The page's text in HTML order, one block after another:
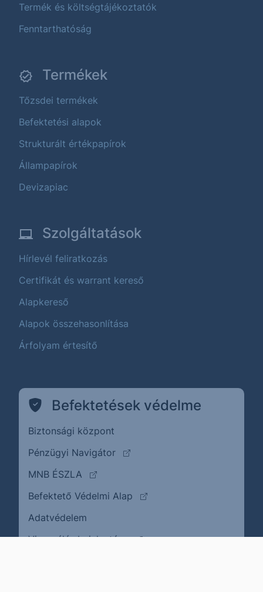
Termék és költségtájékoztatók
Fenntarthatóság
Termékek
Tőzsdei termékek
Befektetési alapok
Strukturált értékpapírok
Állampapírok
Devizapiac
Szolgáltatások
Hírlevél feliratkozás
Certifikát és warrant kereső
Alapkereső
Alapok összehasonlítása
Árfolyam értesítő
Befektetések védelme
Biztonsági központ
Pénzügyi Navigátor
(külső oldalra ugrik)
MNB ÉSZLA
(külső oldalra ugrik)
Befektető Védelmi Alap
(külső oldalra ugrik)
Adatvédelem
Visszaélés bejelentése(külső oldalra ugrik)